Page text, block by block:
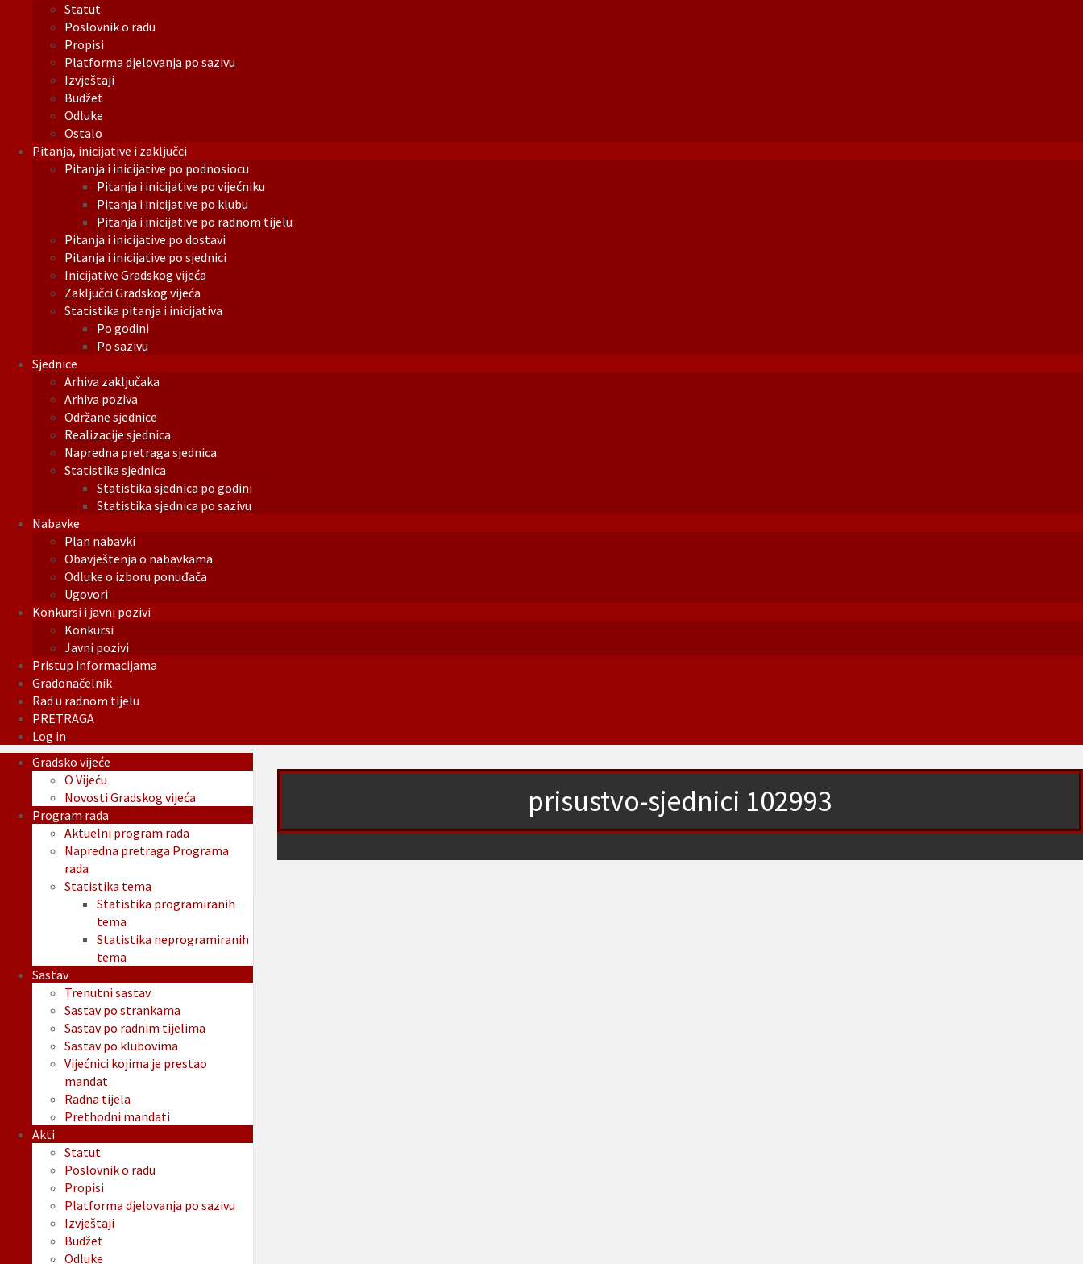
Statut
Poslovnik o radu
Propisi
Platforma djelovanja po sazivu
Izvještaji
Budžet
Odluke
Ostalo
Pitanja, inicijative i zaključci
Pitanja i inicijative po podnosiocu
Pitanja i inicijative po vijećniku
Pitanja i inicijative po klubu
Pitanja i inicijative po radnom tijelu
Pitanja i inicijative po dostavi
Pitanja i inicijative po sjednici
Inicijative Gradskog vijeća
Zaključci Gradskog vijeća
Statistika pitanja i inicijativa
Po godini
Po sazivu
Sjednice
Arhiva zaključaka
Arhiva poziva
Održane sjednice
Realizacije sjednica
Napredna pretraga sjednica
Statistika sjednica
Statistika sjednica po godini
Statistika sjednica po sazivu
Nabavke
Plan nabavki
Obavještenja o nabavkama
Odluke o izboru ponuđača
Ugovori
Konkursi i javni pozivi
Konkursi
Javni pozivi
Pristup informacijama
Gradonačelnik
Rad u radnom tijelu
PRETRAGA
Log in
prisustvo-sjednici 102993
Gradsko vijeće
O Vijeću
Novosti Gradskog vijeća
Program rada
Aktuelni program rada
Napredna pretraga Programa
rada
Statistika tema
Statistika programiranih
tema
Statistika neprogramiranih
tema
Sastav
Trenutni sastav
Sastav po strankama
Sastav po radnim tijelima
Sastav po klubovima
Vijećnici kojima je prestao
mandat
Radna tijela
Prethodni mandati
Akti
Statut
Poslovnik o radu
Propisi
Platforma djelovanja po sazivu
Izvještaji
Budžet
Odluke